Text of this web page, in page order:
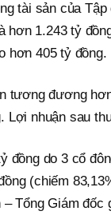
tài sản của
hơn 1.243 tỷ
hơn 405 tỷ đồng.
tương đương
nhuận sau
đồng do 3 cổ
(chiếm
Tổng Giám đốc